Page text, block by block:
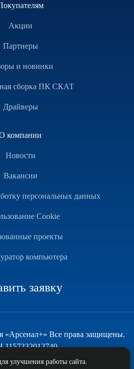
Акции
Партнеры
и новинки
сборка ПК СКАТ
Драйверы
компании
Новости
Вакансии
персональных данных
Cookie
проекты
компьютера
заявку
«Арсенал+» Все права защищены.
улучшения работы сайта.